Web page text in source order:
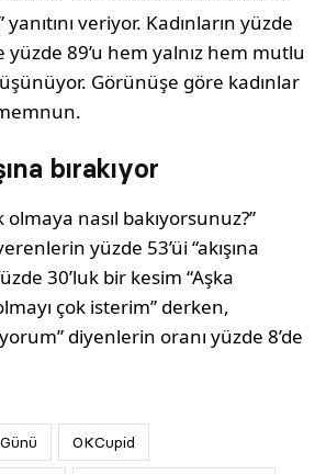
yanıtını veriyor. Kadınların yüzde
yüzde 89’u hem yalnız hem mutlu
Görünüşe göre kadınlar
bırakıyor
olmaya nasıl bakıyorsunuz?”
yüzde 53’üi “akışına
30’luk bir kesim “Aşka
çok isterim” derken,
diyenlerin oranı yüzde 8’de
OKCupid